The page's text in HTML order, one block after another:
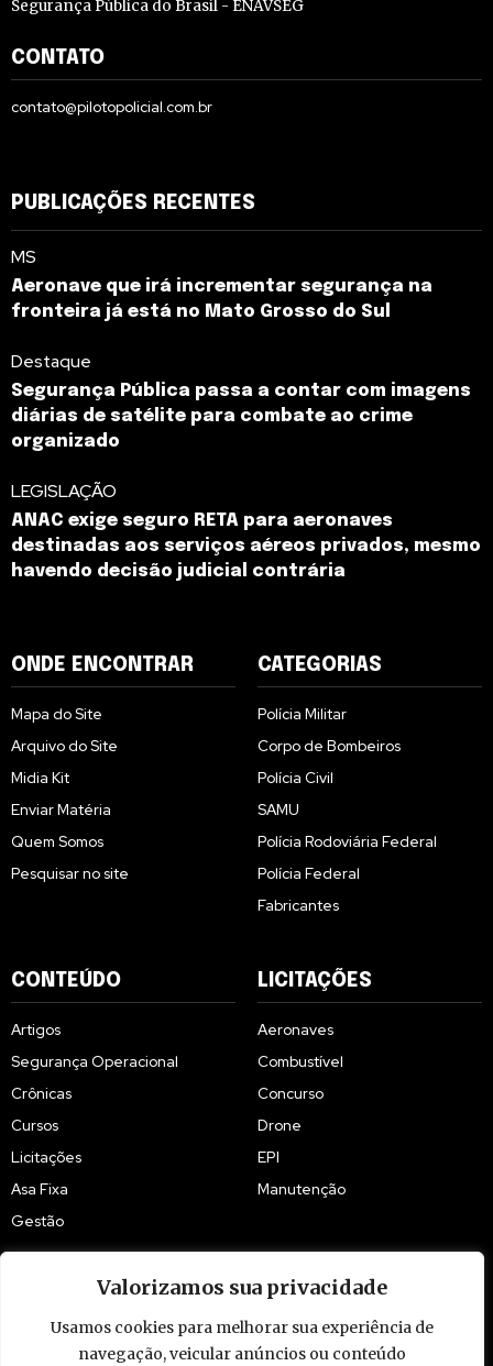
Valorizamos sua privacidade
Usamos cookies para melhorar sua experiência de
navegação, veicular anúncios ou conteúdo
Segurança Pública do Brasil - ENAVSEG
CONTATO
contato@pilotopolicial.com.br
PUBLICAÇÕES RECENTES
MS
Aeronave que irá incrementar segurança na
fronteira já está no Mato Grosso do Sul
Destaque
Segurança Pública passa a contar com imagens
diárias de satélite para combate ao crime
organizado
LEGISLAÇÃO
ANAC exige seguro RETA para aeronaves
destinadas aos serviços aéreos privados, mesmo
havendo decisão judicial contrária
ONDE ENCONTRAR
Mapa do Site
Arquivo do Site
Midia Kit
Enviar Matéria
Quem Somos
Pesquisar no site
CATEGORIAS
Polícia Militar
Corpo de Bombeiros
Polícia Civil
SAMU
Polícia Rodoviária Federal
Polícia Federal
Fabricantes
CONTEÚDO
Artigos
Segurança Operacional
Crônicas
Cursos
Licitações
Asa Fixa
Gestão
LICITAÇÕES
Aeronaves
Combustível
Concurso
Drone
EPI
Manutenção
© 2009 - 2026 Piloto Policial. Todos os direitos reservados. Brasil.